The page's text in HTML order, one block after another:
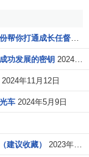
自然的，而另
一些却是不适用
励，而有害的行
传统的一部分。
功发展的密钥 2024年12月19日
2024年11月12日
车 2024年5月9日
建议收藏） 2023年9月26日